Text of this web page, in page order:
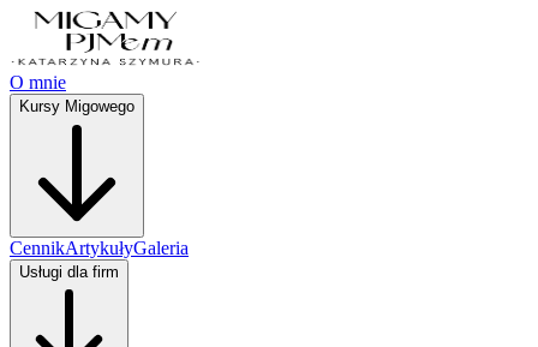
O mnie
Kursy Migowego
CennikArtykułyGaleria
Usługi dla firm